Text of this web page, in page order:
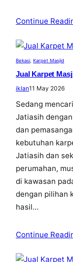
Continue
Bekasi Karpet Masjid
Jual Karpet
iklan11 May 2026
Sedang
Jatiasih
dan
kebutuhan
Jatiasih dan
perumahan,
di kawasan
dengan pilihan
hasil…
Continue